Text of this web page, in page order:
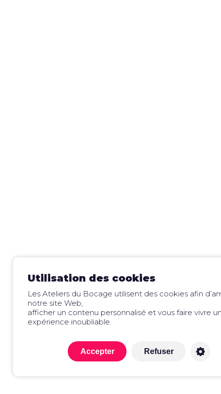
Utilisation des cookies
Les Ateliers du Bocage utilisent des cookies afin
notre site Web,
afficher un contenu personnalisé et vous faire vivre
expérience inoubliable.
Accepter Refuser